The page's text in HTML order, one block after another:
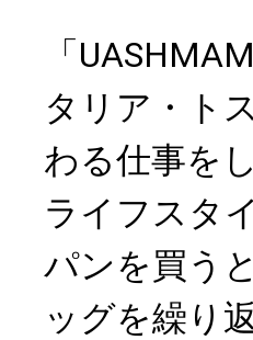
「
タリア・ト
わる仕事を
ライフスタ
パンを買う
ッグを繰り